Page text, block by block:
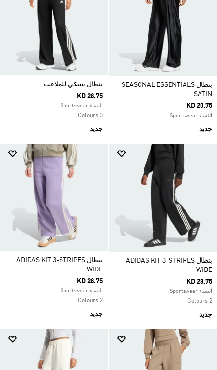
بنطال SEASONAL ESSENTIALS
SATIN
KD 20.75
النساء Sportswear
جديد
بنطال شبكي للملاعب
KD 28.75
النساء Sportswear
3 Colours
جديد
بنطال ADIDAS KIT 3-STRIPES
WIDE
KD 28.75
النساء Sportswear
2 Colours
جديد
بنطال ADIDAS KIT 3-STRIPES
WIDE
KD 28.75
النساء Sportswear
2 Colours
جديد